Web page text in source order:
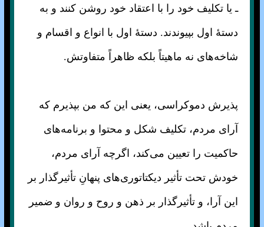
ـ یا تکلیف خود را با اعتقاد خود روشن کنند و به
دستهٔ اول بپیوندند. دستهٔ اول با انواع و اقسام و
شاخه‌های نه ماهیتاً بلکه ظاهراً متفاوتش.
پذیرش دموکراسی، یعنی این که من بپذیرم که
آرای مردم، تکلیف شکل و محتوا و برنامه‌های
حاکمیت را تعیین می‌کند، اگرچه آرای مردم،
خودش تحت تأثیر دیکتاتوری‌های پنهانِ تأثیر‌گذار بر
این آرا، و تأثیرگذار بر ذهن و روح و روان و ضمیر